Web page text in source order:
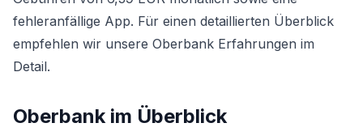
fehleranfällige App. Für einen detaillierten Überblick
empfehlen wir unsere Oberbank Erfahrungen im
Detail.
Oberbankim Überblick